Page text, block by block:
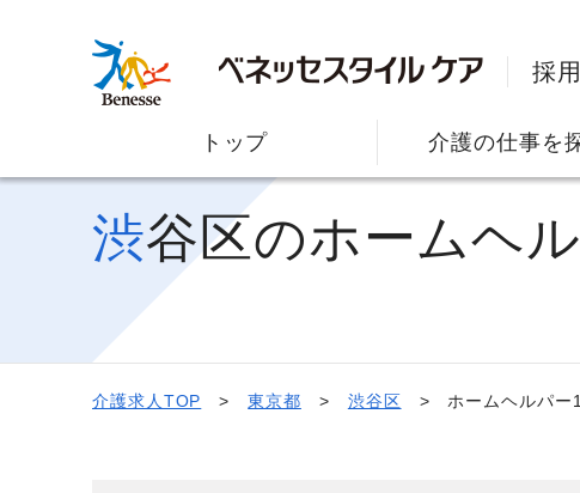
採
トップ 介護の仕事を
渋谷区のホームヘ
介護求人TOP 東京都 渋谷区 ホームヘルパー